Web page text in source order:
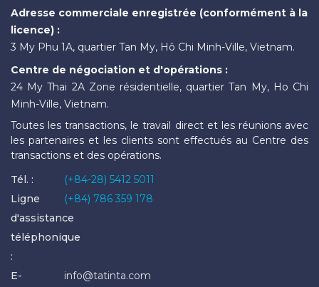
Adresse commerciale enregistrée (conformément à la
licence) :
3 My Phu 1A, quartier Tan My, Hô Chi Minh-Ville, Vietnam.
Centre de négociation et d'opérations :
24 My Thai 2A Zone résidentielle, quartier Tan My, Ho Chi
Minh-Ville, Vietnam.
Toutes les transactions, le travail direct et les réunions avec
les partenaires et les clients sont effectués au Centre des
transactions et des opérations.
Tél. :
(+84-28) 5412 5011
Ligne
d'assistance
téléphonique
:
(+84) 786 359 178
E-
info@tatinta.com